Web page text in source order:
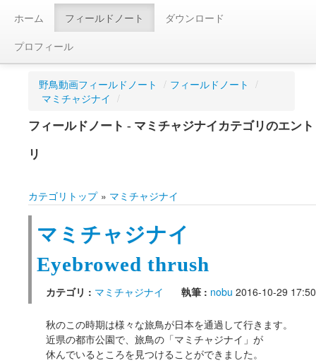
ホーム フィールドノート
ダウンロード
プロフィール
野鳥動画フィールドノート / フィールドノート /
マミチャジナイ /
フィールドノート - マミチャジナイカテゴリのエント
リ
カテゴリトップ » マミチャジナイ
マミチャジナイ
Eyebrowed thrush
カテゴリ : マミチャジナイ 執筆 : nobu 2016-10-29 17:50
秋のこの時期は様々な旅鳥が日本を通過して行きます。
近県の都市公園で、旅鳥の「マミチャジナイ」が
休んでいるところを見つけることができました。